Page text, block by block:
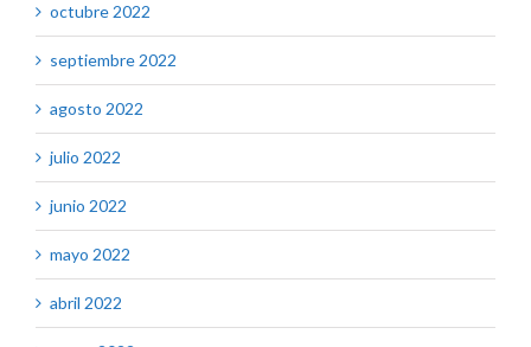
octubre 2022
septiembre 2022
agosto 2022
julio 2022
junio 2022
mayo 2022
abril 2022